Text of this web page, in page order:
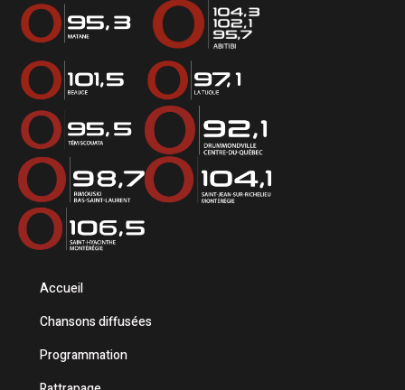
Accueil
Chansons diffusées
Programmation